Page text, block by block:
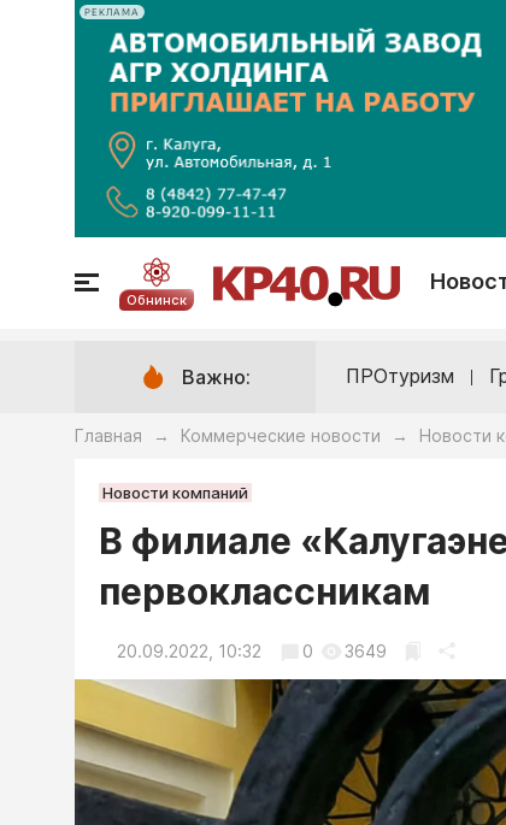
РЕКЛАМА
Обнинск
Важно: ПРОтуризм
Главная → Коммерческие новости → Новости
Новости компаний
В филиале
первоклассникам
20.09.2022, 10:32 0 3649